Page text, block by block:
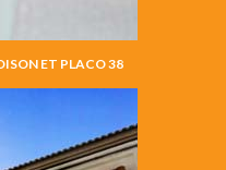
ET PLACO 38